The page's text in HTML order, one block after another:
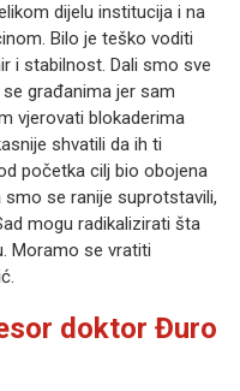
dijelu institucija i na
Bilo je teško voditi
i stabilnost. Dali smo sve
građanima jer sam
vjerovati blokaderima
shvatili da ih ti
početka cilj bio obojena
smo se ranije suprotstavili,
mogu radikalizirati šta
Moramo se vratiti
doktor Đuro